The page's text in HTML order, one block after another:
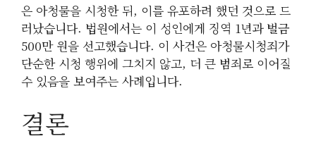
은 아청물을 시청한 뒤, 이를 유포하려 했던 것으로 드
러났습니다. 법원에서는 이 성인에게 징역 1년과 벌금
500만 원을 선고했습니다. 이 사건은 아청물시청죄가
단순한 시청 행위에 그치지 않고, 더 큰 범죄로 이어질
수 있음을 보여주는 사례입니다.
결론